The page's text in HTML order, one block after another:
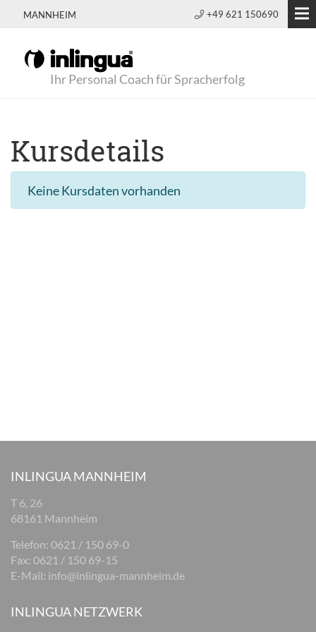
MANNHEIM +49 621 150690
Ihr Personal Coach für Spracherfolg
Kursdetails
Keine Kursdaten vorhanden
INLINGUA MANNHEIM
T 6, 26
68161 Mannheim
Telefon: 0621 / 150 69-0
Fax: 0621 / 150 69-15
E-Mail: info@inlingua-mannheim.de
INLINGUA NETZWERK